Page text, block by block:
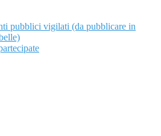
pubblici vigilati (da pubblicare in